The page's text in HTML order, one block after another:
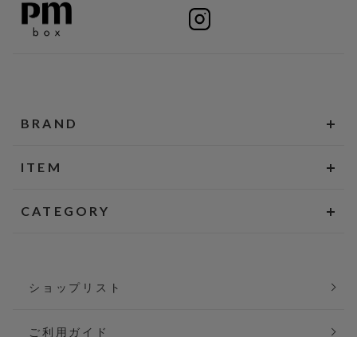
BRAND
ITEM
CATEGORY
ショップリスト
ご利用ガイド